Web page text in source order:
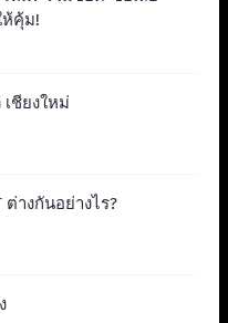
ห้คุ้ม!
ชียงใหม่
ต่างกันอย่างไร?